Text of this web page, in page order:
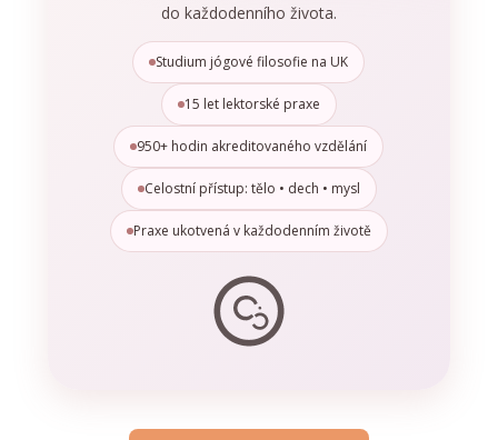
do každodenního života.
Studium jógové filosofie na UK
15 let lektorské praxe
950+ hodin akreditovaného vzdělání
Celostní přístup: tělo • dech • mysl
Praxe ukotvená v každodenním životě